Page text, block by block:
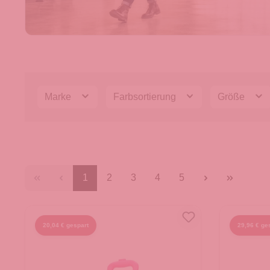
Marke Farbsortierung Größe
1 2 3 4 5
20,04 € gespart 29,96 €